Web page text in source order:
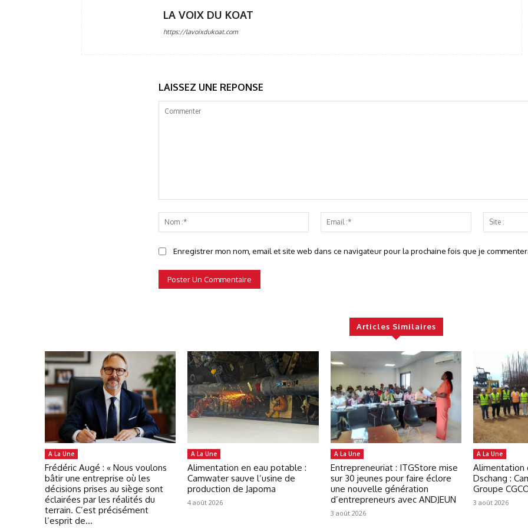
LA VOIX DU KOAT
https://lavoixdukoat.com
LAISSEZ UNE REPONSE
:*
Email
:*
Enregistrer mon nom, email et site web dans ce navigateur pour la prochaine fois que je
Articles Similaires
A La Une
Frédéric Augé : « Nous voulons
bâtir une entreprise où les
décisions prises au siège sont
éclairées par les réalités du
terrain. C’est précisément
l’esprit de...
A La Une
Alimentation en eau potable :
Camwater sauve l’usine de
production de Japoma
4 août 2026
A La Une
Entrepreneuriat : ITGStore mise
sur 30 jeunes pour faire éclore
une nouvelle génération
d’entrepreneurs avec ANDJEUN
3 août 2026
A La Une
Alimentation
Dschang :
Groupe
3 août 2026